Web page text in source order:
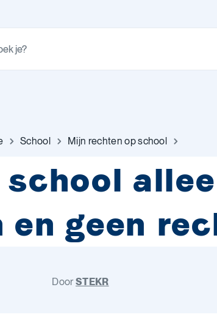
School Mijn rechten op school
school
geen
DoorSTEKR